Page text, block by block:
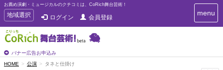
お薦め演劇・ミュージカルのクチコミは、CoRich舞台芸術！
T
o
g
g
e
n
地域選択 ログイン 会員登録
バナー広告お申込み
T
o
menu
HOME 公演 タネと仕掛け